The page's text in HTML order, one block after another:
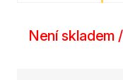
Není skladem